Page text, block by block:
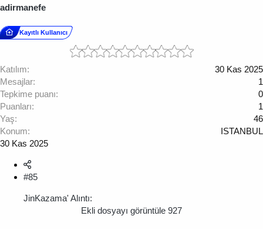
adirmanefe
Kayıtlı Kullanıcı
Katılım
30 Kas 2025
Mesajlar
1
Tepkime puanı
0
Puanları
1
Yaş
46
Konum
ISTANBUL
30 Kas 2025
#85
JinKazama' Alıntı:
Ekli dosyayı görüntüle 927